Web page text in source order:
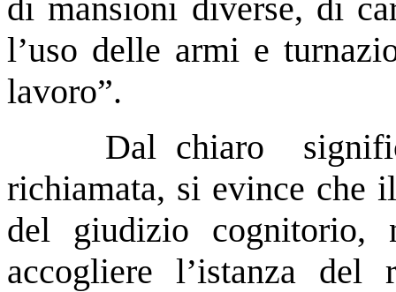
di mansioni diverse, di
l’uso delle armi e
lavoro”.
Dal chiaro
richiamata, si evince che
del giudizio cognitorio,
accogliere l’istanza